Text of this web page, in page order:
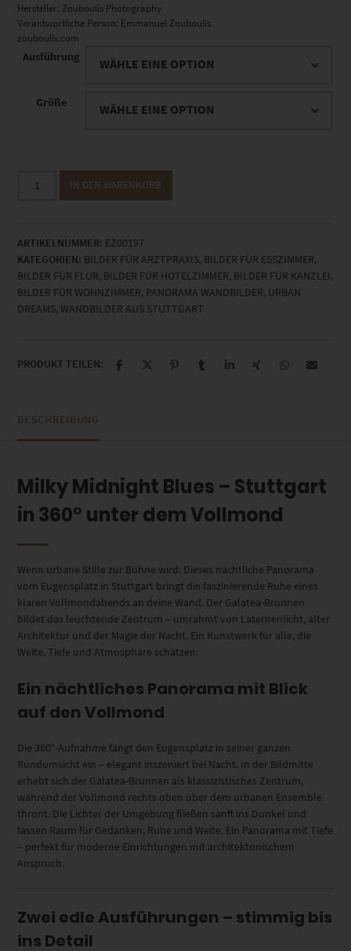
Hersteller: Zouboulis Photography
Verantwortliche Person: Emmanuel Zouboulis
zouboulis.com
Ausführung
Größe
Milky
Menge
IN DEN WARENKORB
ARTIKELNUMMER: EZ00197
KATEGORIEN: BILDER FÜR ARZTPRAXIS, BILDER FÜR ESSZIMMER,
BILDER FÜR FLUR, BILDER FÜR HOTELZIMMER, BILDER FÜR KANZLEI,
BILDER FÜR WOHNZIMMER, PANORAMA WANDBILDER, URBAN
DREAMS, WANDBILDER AUS STUTTGART
PRODUKT TEILEN:
BESCHREIBUNG
Milky Midnight Blues – Stuttgart
in 360° unter dem Vollmond
Wenn urbane Stille zur Bühne wird: Dieses nächtliche Panorama
vom Eugensplatz in Stuttgart bringt die faszinierende Ruhe eines
klaren Vollmondabends an deine Wand. Der Galatea-Brunnen
bildet das leuchtende Zentrum – umrahmt von Laternenlicht, alter
Architektur und der Magie der Nacht. Ein Kunstwerk für alle, die
Weite, Tiefe und Atmosphäre schätzen.
Ein nächtliches Panorama mit Blick
auf den Vollmond
Die 360°-Aufnahme fängt den Eugensplatz in seiner ganzen
Rundumsicht ein – elegant inszeniert bei Nacht. In der Bildmitte
erhebt sich der Galatea-Brunnen als klassizistisches Zentrum,
während der Vollmond rechts oben über dem urbanen Ensemble
thront. Die Lichter der Umgebung fließen sanft ins Dunkel und
lassen Raum für Gedanken, Ruhe und Weite. Ein Panorama mit Tiefe
– perfekt für moderne Einrichtungen mit architektonischem
Anspruch.
Zwei edle Ausführungen – stimmig bis
ins Detail